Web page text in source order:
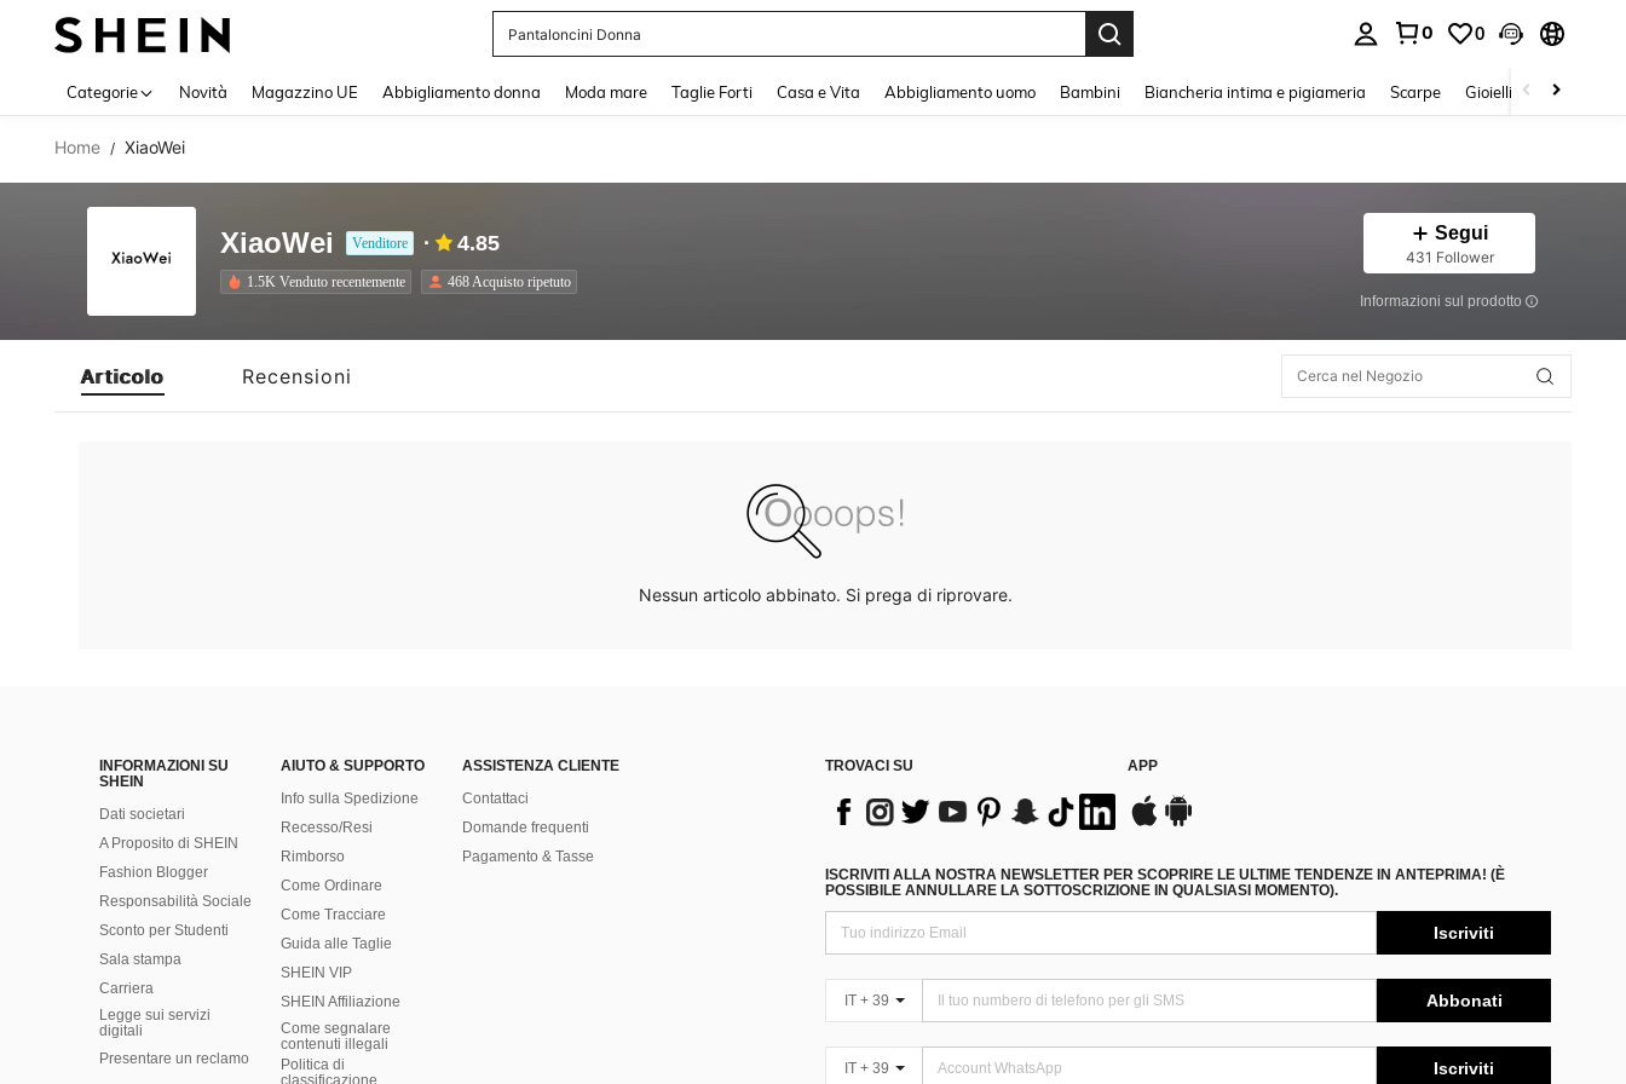
Pantaloncini Donna
0 0
Categorie Novità Magazzino UE Abbigliamento donna Moda mare Taglie Forti Casa e Vita Abbigliamento uomo Bambini Biancheria intima e pigiameria Scarpe Gioielli E Accessori
Home / XiaoWei
XiaoWei Venditore 4.85
1.5K Venduto recentemente 468 Acquisto ripetuto
Segui
431 Follower
Informazioni sul prodotto
Articolo Recensioni
Nessun articolo abbinato. Si prega di riprovare.
INFORMAZIONI SU
SHEIN
Dati societari
A Proposito di SHEIN
Fashion Blogger
Responsabilità Sociale
Sconto per Studenti
Sala stampa
Carriera
Legge sui servizi
digitali
Presentare un reclamo
AIUTO & SUPPORTO
Info sulla Spedizione
Recesso/Resi
Rimborso
Come Ordinare
Come Tracciare
Guida alle Taglie
SHEIN VIP
SHEIN Affiliazione
Come segnalare
contenuti illegali
Politica di
classificazione
ASSISTENZA CLIENTE
Contattaci
Domande frequenti
Pagamento & Tasse
TROVACI SU APP
ISCRIVITI ALLA NOSTRA NEWSLETTER PER SCOPRIRE LE ULTIME TENDENZE IN ANTEPRIMA! (È
POSSIBILE ANNULLARE LA SOTTOSCRIZIONE IN QUALSIASI MOMENTO).
Iscriviti
IT + 39 Abbonati
IT + 39 Iscriviti